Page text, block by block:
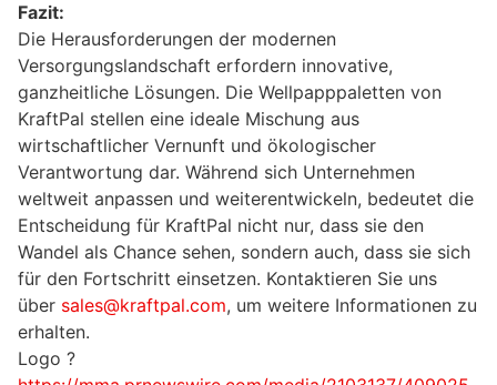
Fazit:
Die Herausforderungen der modernen
Versorgungslandschaft erfordern innovative,
ganzheitliche Lösungen. Die Wellpapppaletten von
KraftPal stellen eine ideale Mischung aus
wirtschaftlicher Vernunft und ökologischer
Verantwortung dar. Während sich Unternehmen
weltweit anpassen und weiterentwickeln, bedeutet die
Entscheidung für KraftPal nicht nur, dass sie den
Wandel als Chance sehen, sondern auch, dass sie sich
für den Fortschritt einsetzen. Kontaktieren Sie uns
über sales@kraftpal.com, um weitere Informationen zu
erhalten.
Logo ?